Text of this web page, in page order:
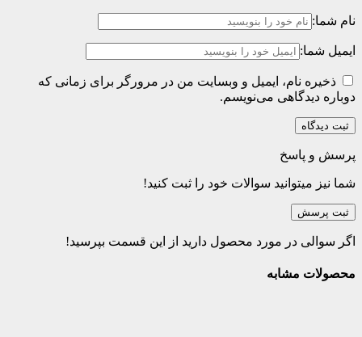
نام شما:
ایمیل شما:
ذخیره نام، ایمیل و وبسایت من در مرورگر برای زمانی که
دوباره دیدگاهی می‌نویسم.
پرسش و پاسخ
شما نیز میتوانید سوالات خود را ثبت کنید!
ثبت پرسش
اگر سوالی در مورد محصول دارید از این قسمت بپرسید!
محصولات مشابه